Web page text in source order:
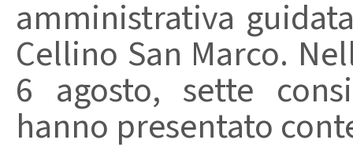
amministrativa
Cellino San Marco.
6 agosto, sette
hanno presentato